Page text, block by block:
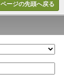
ページの先頭へ戻る